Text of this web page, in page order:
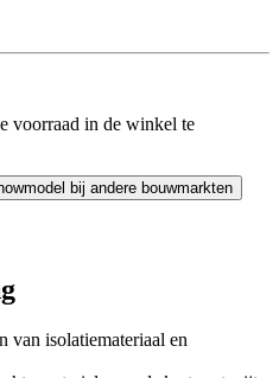
voorraad in de winkel te
bij andere bouwmarkten
van isolatiemateriaal en